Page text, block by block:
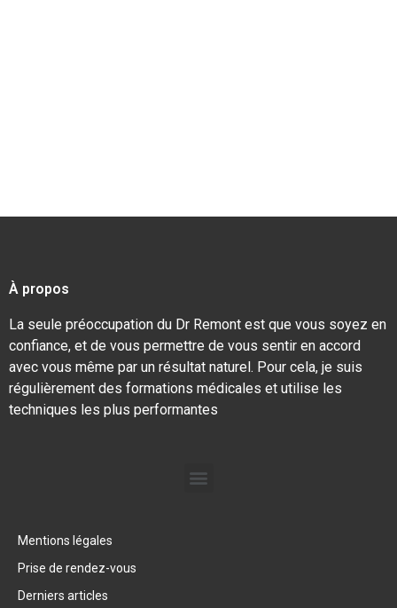
À propos
La seule préoccupation du Dr Remont est que vous soyez en
confiance, et de vous permettre de vous sentir en accord
avec vous même par un résultat naturel. Pour cela, je suis
régulièrement des formations médicales et utilise les
techniques les plus performantes
Mentions légales
Prise de rendez-vous
Derniers articles